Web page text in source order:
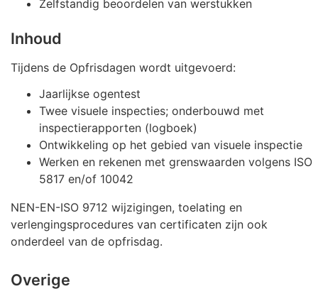
Zelfstandig beoordelen van werstukken
Inhoud
Tijdens de Opfrisdagen wordt uitgevoerd:
Jaarlijkse ogentest
Twee visuele inspecties; onderbouwd met
inspectierapporten (logboek)
Ontwikkeling op het gebied van visuele inspectie
Werken en rekenen met grenswaarden volgens ISO
5817 en/of 10042
NEN-EN-ISO 9712 wijzigingen, toelating en
verlengingsprocedures van certificaten zijn ook
onderdeel van de opfrisdag.
Overige